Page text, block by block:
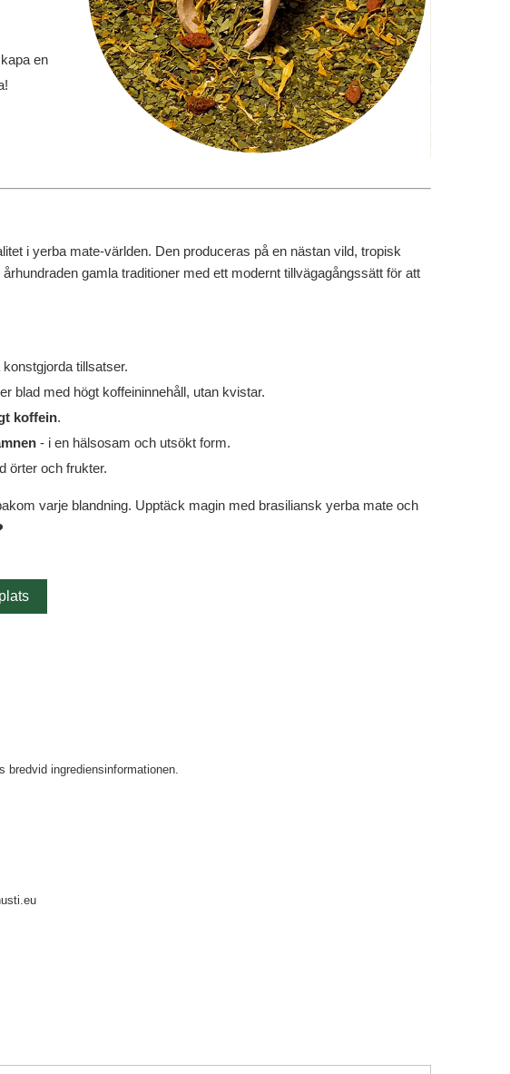
en
i yerba mate-världen. Den produceras på en nästan vild, tropisk
gamla traditioner med ett modernt tillvägagångssätt för att
konstgjorda tillsatser.
blad med högt koffeininnehåll, utan kvistar.
koffein.
- i en hälsosam och utsökt form.
örter och frukter.
varje blandning. Upptäck magin med brasiliansk yerba mate och
ingrediensinformationen.